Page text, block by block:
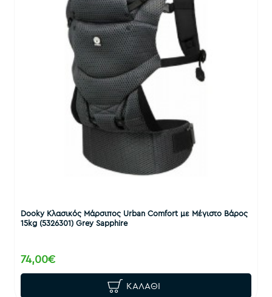
Dooky Κλασικός Μάρσιπος Urban Comfort με Μέγιστο Βάρος
15kg (5326301) Grey Sapphire
74,00€
ΚΑΛΆΘΙ